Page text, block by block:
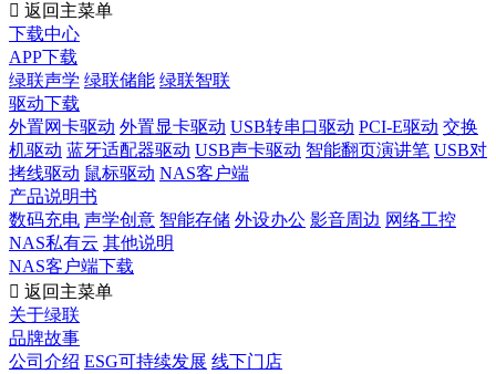
 返回主菜单
下载中心
APP下载
绿联声学 绿联储能 绿联智联
驱动下载
外置网卡驱动 外置显卡驱动 USB转串口驱动 PCI-E驱动 交换
机驱动 蓝牙适配器驱动 USB声卡驱动 智能翻页演讲笔 USB对
拷线驱动 鼠标驱动 NAS客户端
产品说明书
数码充电 声学创意 智能存储 外设办公 影音周边 网络工控
NAS私有云 其他说明
NAS客户端下载
 返回主菜单
关于绿联
品牌故事
公司介绍 ESG可持续发展 线下门店